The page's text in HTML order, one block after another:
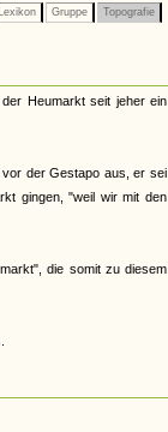
Lexikon Gruppe Topografie
Heumarkt seit jeher ein
vor der Gestapo aus, er sei
gingen, "weil wir mit den
die somit zu diesem